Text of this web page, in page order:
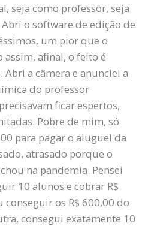
seja como professor, seja
o software de edição de
um pior que o
afinal, o feito é
a câmera e anunciei a
do professor
ficar espertos,
Pobre de mim, só
para pagar o aluguel da
atrasado porque o
na pandemia. Pensei
10 alunos e cobrar R$
conseguir os R$ 600,00 do
consegui exatamente 10